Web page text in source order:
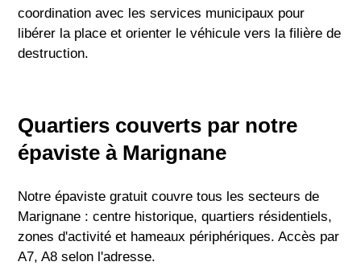
coordination avec les services municipaux pour
libérer la place et orienter le véhicule vers la filière de
destruction.
Quartiers couverts par notre
épaviste à Marignane
Notre épaviste gratuit couvre tous les secteurs de
Marignane : centre historique, quartiers résidentiels,
zones d'activité et hameaux périphériques. Accès par
A7, A8 selon l'adresse.